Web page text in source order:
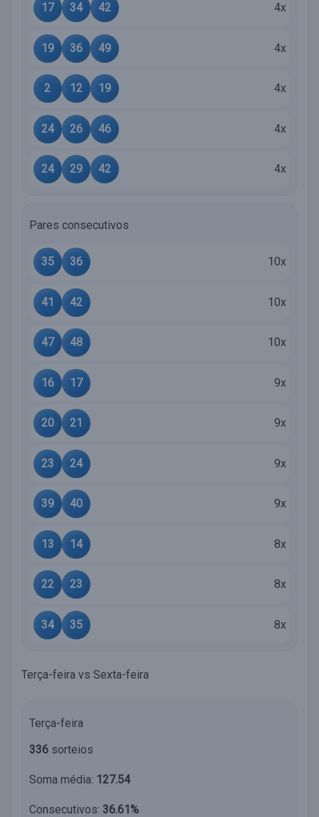
17 34 42 4x
19 36 49 4x
2 12 19 4x
24 26 46 4x
24 29 42 4x
Pares consecutivos
35 36 10x
41 42 10x
47 48 10x
16 17 9x
20 21 9x
23 24 9x
39 40 9x
13 14 8x
22 23 8x
34 35 8x
Terça-feira vs Sexta-feira
Terça-feira
336 sorteios
Soma média: 127.54
Consecutivos: 36.61%